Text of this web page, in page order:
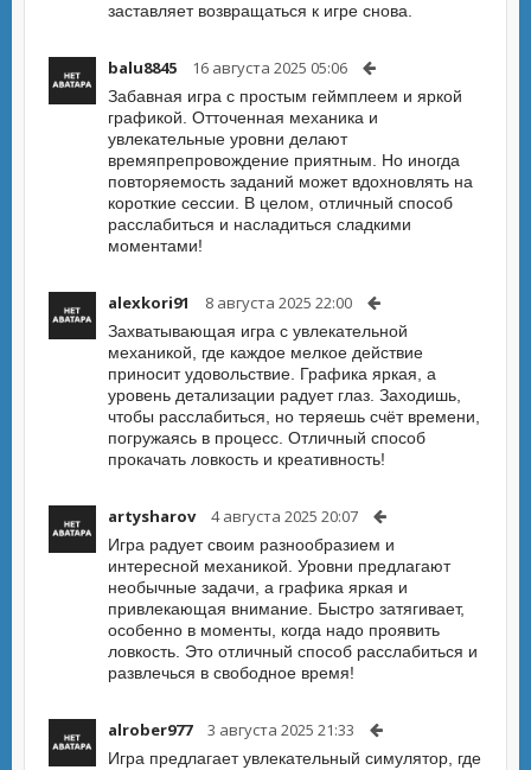
заставляет возвращаться к игре снова.
balu8845 16 августа 2025 05:06
Забавная игра с простым геймплеем и яркой
графикой. Отточенная механика и
увлекательные уровни делают
времяпрепровождение приятным. Но иногда
повторяемость заданий может вдохновлять на
короткие сессии. В целом, отличный способ
расслабиться и насладиться сладкими
моментами!
alexkori91 8 августа 2025 22:00
Захватывающая игра с увлекательной
механикой, где каждое мелкое действие
приносит удовольствие. Графика яркая, а
уровень детализации радует глаз. Заходишь,
чтобы расслабиться, но теряешь счёт времени,
погружаясь в процесс. Отличный способ
прокачать ловкость и креативность!
artysharov 4 августа 2025 20:07
Игра радует своим разнообразием и
интересной механикой. Уровни предлагают
необычные задачи, а графика яркая и
привлекающая внимание. Быстро затягивает,
особенно в моменты, когда надо проявить
ловкость. Это отличный способ расслабиться и
развлечься в свободное время!
alrober977 3 августа 2025 21:33
Игра предлагает увлекательный симулятор, где